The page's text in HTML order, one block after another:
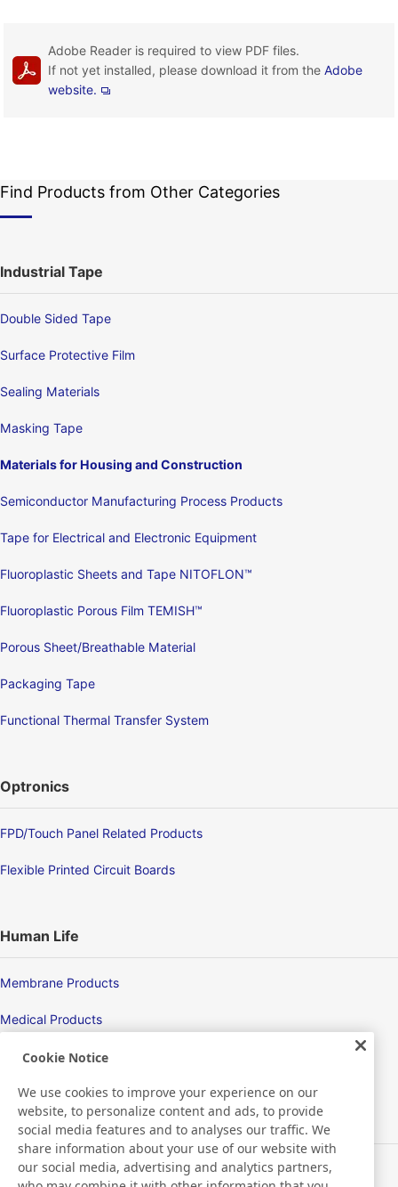
Adobe Reader is required to view PDF files.
If not yet installed, please download it from theAdobe
website.
Find Products from Other Categories
Industrial Tape
Double Sided Tape
Surface Protective Film
Sealing Materials
Masking Tape
Materials for Housing and Construction
Semiconductor Manufacturing Process Products
Tape for Electrical and Electronic Equipment
Fluoroplastic Sheets and Tape NITOFLON™
Fluoroplastic Porous Film TEMISH™
Porous Sheet/Breathable Material
Packaging Tape
Functional Thermal Transfer System
Optronics
FPD/Touch Panel Related Products
Flexible Printed Circuit Boards
Human Life
Membrane Products
Medical Products
Hygiene
New Products/Technologies
Flex Sensing
Cookie Notice
We use cookies to improve your experience on our
website, to personalize content and ads, to provide
social media features and to analyses our traffic. We
share information about your use of our website with
our social media, advertising and analytics partners,